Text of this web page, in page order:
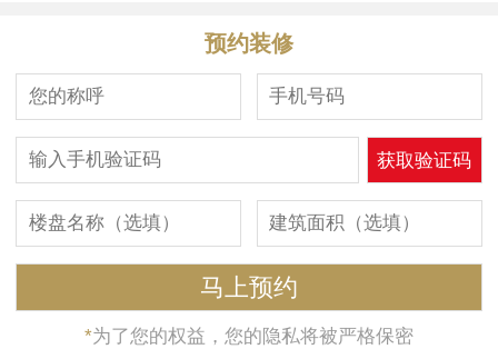
预约装修
*为了您的权益，您的隐私将被严格保密